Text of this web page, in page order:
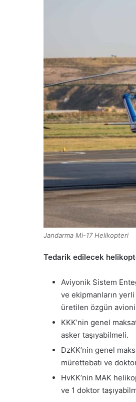
Jandarma Mi-17 Helikopteri
Tedarik edilecek
Aviyonik Sistem
ve ekipmanların
üretilen özgün
KKK’nin genel
asker taşıyabilmeli.
DzKK’nin genel
mürettebatı ve
HvKK’nin MAK
ve 1 doktor